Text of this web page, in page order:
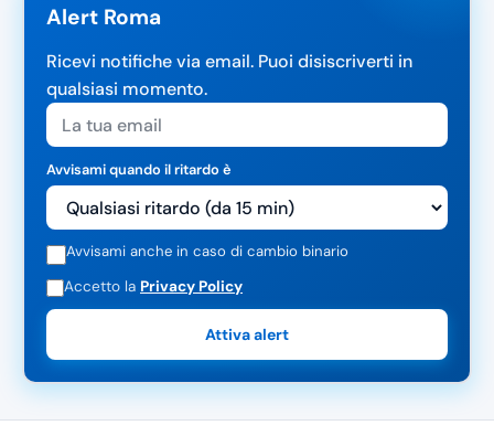
Alert Roma
Ricevi notifiche via email. Puoi disiscriverti in
qualsiasi momento.
Avvisami quando il ritardo è
Avvisami anche in caso di cambio binario
Accetto la Privacy Policy
Attiva alert